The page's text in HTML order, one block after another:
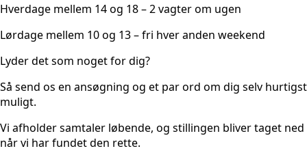
Hverdage mellem 14 og 18 – 2 vagter om ugen
Lørdage mellem 10 og 13 – fri hver anden weekend
Lyder det som noget for dig?
Så send os en ansøgning og et par ord om dig selv hurtigst
muligt.
Vi afholder samtaler løbende, og stillingen bliver taget ned
når vi har fundet den rette.